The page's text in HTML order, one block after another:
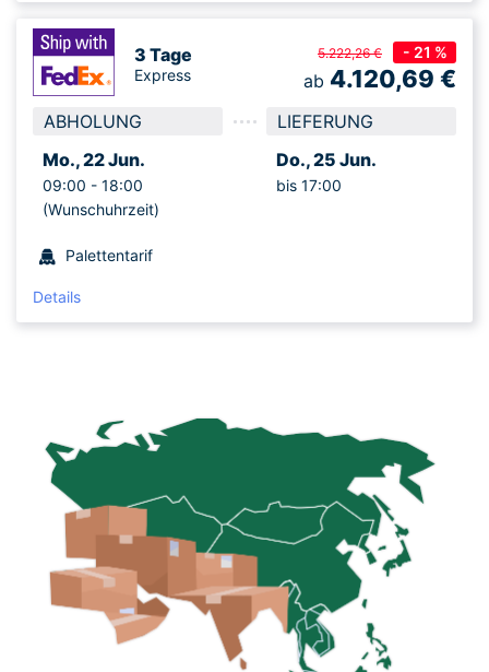
3 Tage
Express
ABHOLUNG
Mo., 22 Jun.
09:00 - 18:00
(Wunschuhrzeit)
LIEFERUNG
Do., 25 Jun.
bis 17:00
Palettentarif
Details
5.222,26 € - 21 %
ab 4.120,69 €